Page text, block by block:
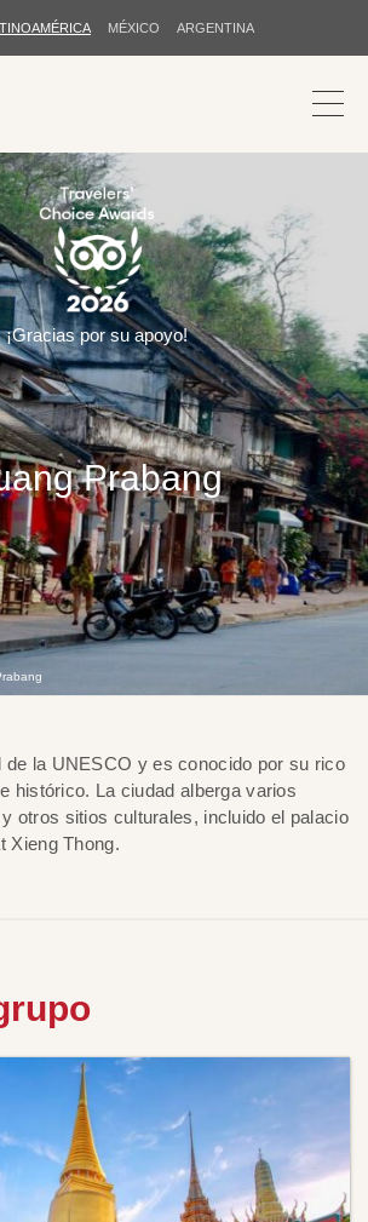
MÉXICO ARGENTINA
Prabang
¡Gracias por su apoyo!
de la UNESCO y es conocido por su rico
histórico. La ciudad alberga varios
otros sitios culturales, incluido el palacio
Xieng Thong.